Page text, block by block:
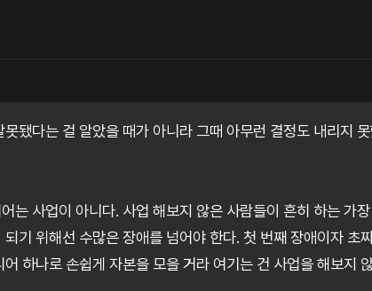
됐다는 걸 알았을 때가 아니라 그때 아무런 결정도 내리지
는 사업이 아니다. 사업 해보지 않은 사람들이 흔히 하는 가
기 위해선 수많은 장애를 넘어야 한다. 첫 번째 장애이자 초
하나로 손쉽게 자본을 모을 거라 여기는 건 사업을 해보지